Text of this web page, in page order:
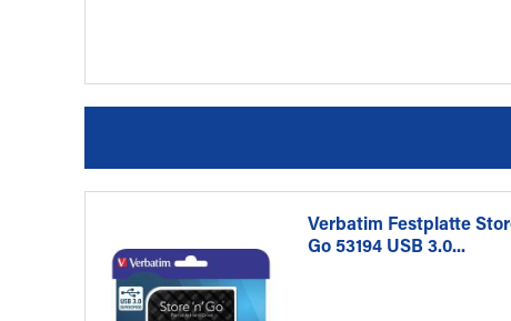
Verbatim Festplatte
Go 53194 USB 3.0...